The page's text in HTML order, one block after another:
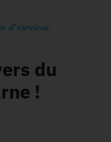
et services
du
!